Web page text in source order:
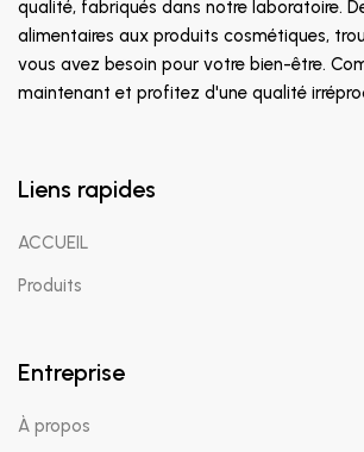
qualité, fabriqués dans notre laboratoire.
alimentaires aux produits cosmétiques,
vous avez besoin pour votre bien-être.
maintenant et profitez d'une qualité
Liens rapides
ACCUEIL
Produits
Entreprise
À propos